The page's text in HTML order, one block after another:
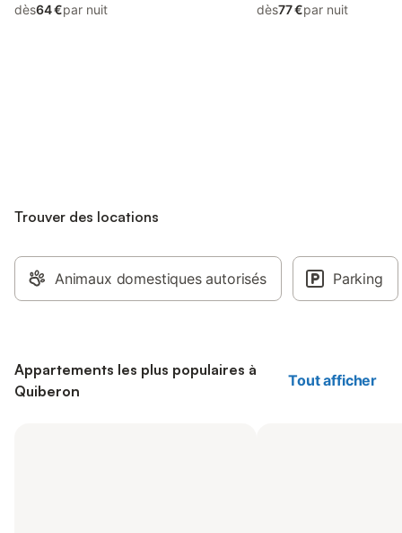
dès64 €par nuit
dès77 €par nuit
Trouver des locations
Animaux domestiques autorisés Parking
Appartements les plus populaires à
Quiberon
Tout afficher